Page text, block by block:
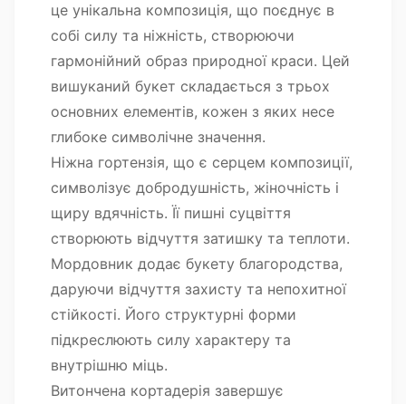
це унікальна композиція, що поєднує в
собі силу та ніжність, створюючи
гармонійний образ природної краси. Цей
вишуканий букет складається з трьох
основних елементів, кожен з яких несе
глибоке символічне значення.
Ніжна гортензія, що є серцем композиції,
символізує добродушність, жіночність і
щиру вдячність. Її пишні суцвіття
створюють відчуття затишку та теплоти.
Мордовник додає букету благородства,
даруючи відчуття захисту та непохитної
стійкості. Його структурні форми
підкреслюють силу характеру та
внутрішню міць.
Витончена кортадерія завершує